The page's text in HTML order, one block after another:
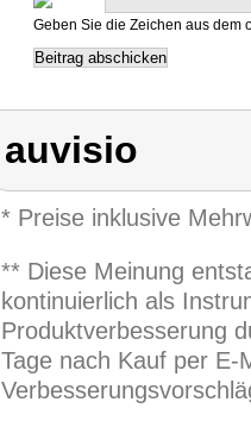
Geben Sie die Zeichen aus dem
auvisio
* Preise inklusive
** Diese Meinung
kontinuierlich als
Produktverbesserung
Tage nach Kauf per E-